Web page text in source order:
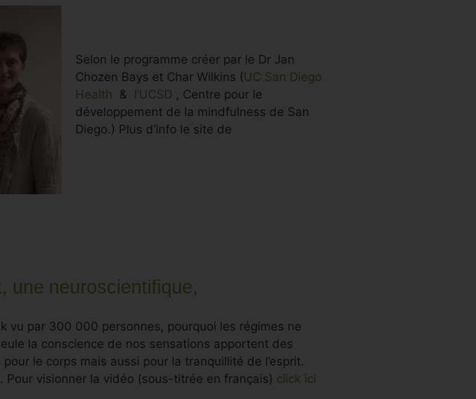
Selon le programme créer par le Dr Jan
Chozen Bays et Char Wilkins (UC San Diego
Health & l’UCSD , Centre pour le
développement de la mindfulness de San
Diego.) Plus d’info le site de
une neuroscientifique,
vu par 300 000 personnes, pourquoi les régimes ne
la conscience de nos sensations apportent des
le corps mais aussi pour la tranquillité de l’esprit.
Pour visionner la vidéo (sous-titrée en français) click ici